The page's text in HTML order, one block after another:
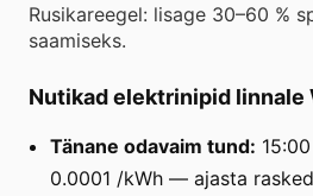
Rusikareegel: lisage 30–60 %
saamiseks.
Nutikad elektrinipid linnale
Tänane odavaim tund:
0.0001 /kWh — ajasta